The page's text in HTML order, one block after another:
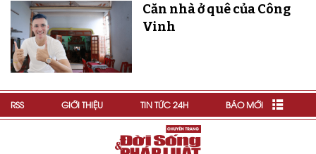
Căn nhà ở quê của Công
Vinh
RSS GIỚI THIỆU TIN TỨC 24H BÁO MỚI